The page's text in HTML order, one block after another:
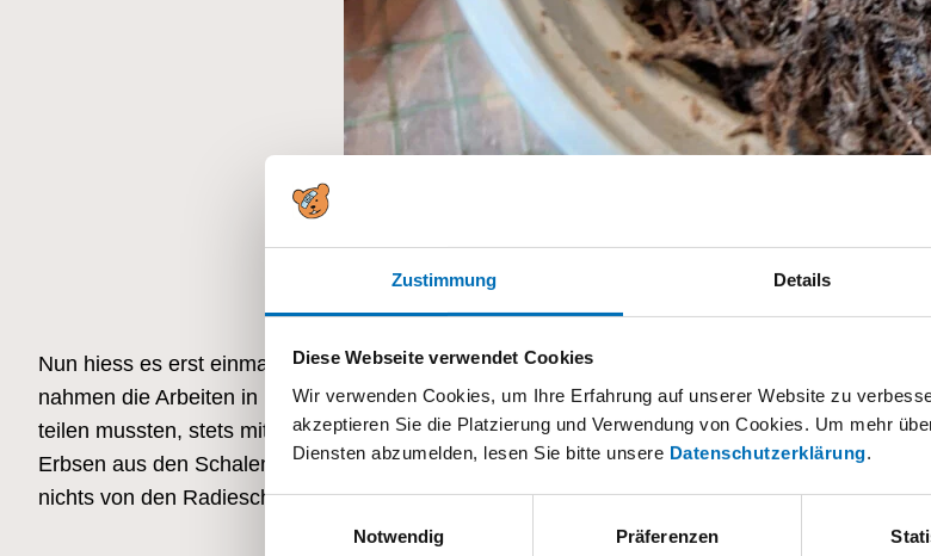
Zustimmung Details
Diese Webseite verwendet Cookies
Wir verwenden Cookies, um Ihre Erfahrung auf unserer Website zu
akzeptieren Sie die Platzierung und Verwendung von Cookies. Um mehr
Diensten abzumelden, lesen Sie bitte unsere Datenschutzerklärung.
Notwendig
Präferenzen
Nun hiess es erst einmal abwarten und giessen! Als die Setzlinge gross genug waren,
nahmen die Arbeiten in unserem Garten sehr ernst. Wenn sie auf dem Wiesli spielten,
teilen mussten, stets mit Wasser. Schon bald konnten wir die ersten Tomaten und Gurken
Erbsen aus den Schalen gepickt und die Karotten schmeckten gleich noch besser, wenn
nichts von den Radieschen übrig…